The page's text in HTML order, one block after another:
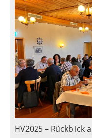
HV2025 – Rückblick